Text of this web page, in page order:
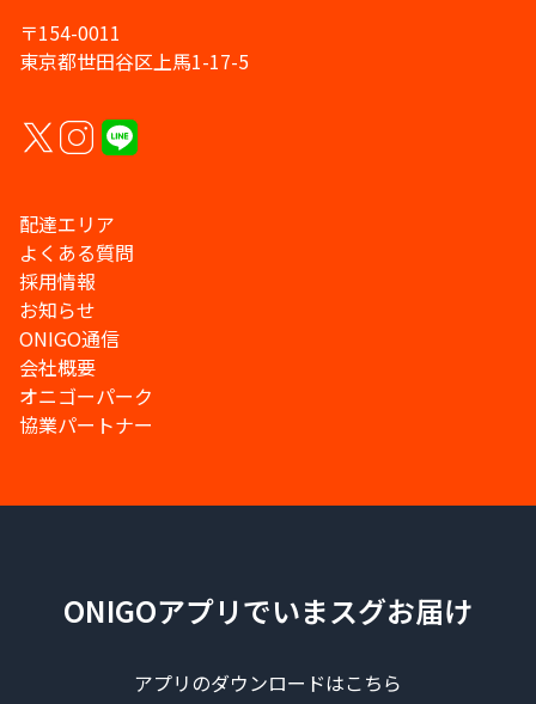
〒154-0011
東京都世田谷区上馬1-17-5
配達エリア
よくある質問
採用情報
お知らせ
ONIGO通信
会社概要
オニゴーパーク
協業パートナー
ONIGOアプリでいまスグお届け
アプリのダウンロードはこちら